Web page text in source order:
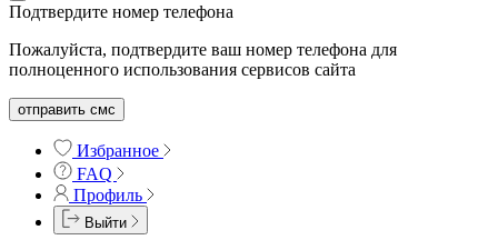
Подтвердите номер телефона
Пожалуйста, подтвердите ваш номер телефона для
полноценного использования сервисов сайта
отправить смс
Избранное
FAQ
Профиль
Выйти